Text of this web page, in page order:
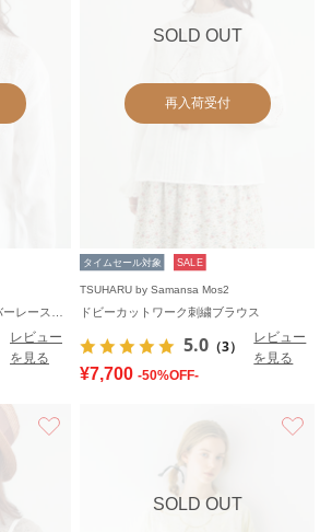
レビュー
を見る
SOLD OUT
再入荷受付
タイムセール対象 SALE
TSUHARU by Samansa Mos2
ドビーカットワーク刺繍ブラウス
5.0 （3）
レビュー
を見る
¥7,700 -50%OFF-
SOLD OUT